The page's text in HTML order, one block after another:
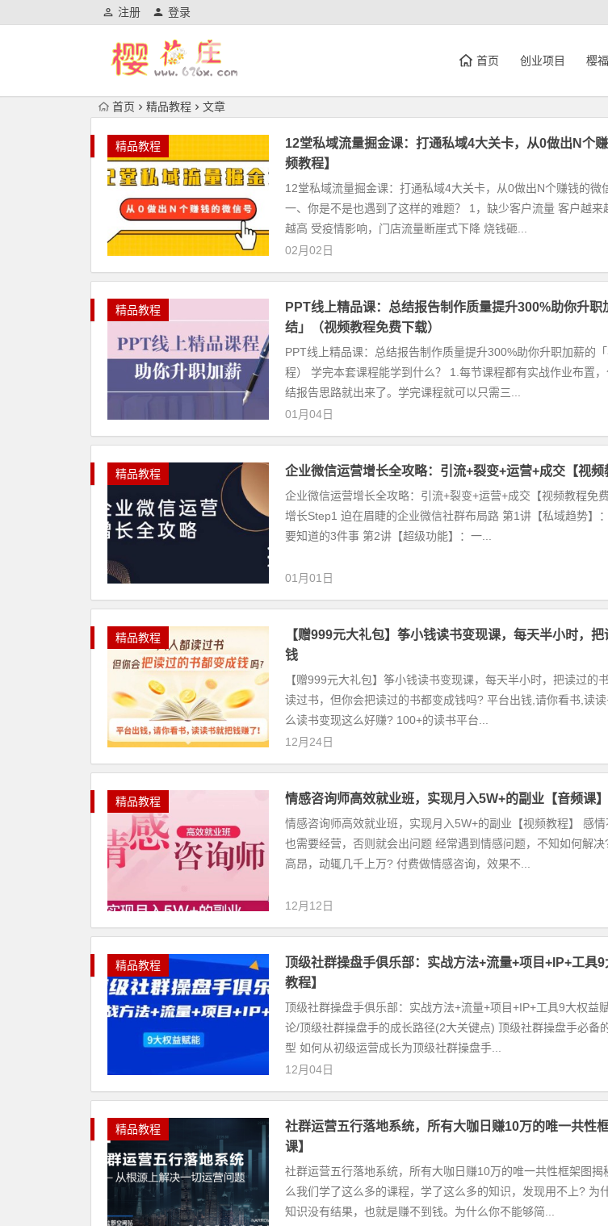
注册 登录
首页 创业项目 樱
首页 精品教程 文章
精品教程
12堂私域流量掘金课：打通私域4大关卡，从0做出N个
频教程】
12堂私域流量掘金课：打通私域4大关卡，从0做出N个赚钱的微
一、你是不是也遇到了这样的难题？ 1，缺少客户流量 客户越来
越高 受疫情影响，门店流量断崖式下降 烧钱砸...
02月02日
精品教程
PPT线上精品课：总结报告制作质量提升300%助你升职
结」（视频教程免费下载）
PPT线上精品课：总结报告制作质量提升300%助你升职加薪的
程） 学完本套课程能学到什么？ 1.每节课程都有实战作业布置
结报告思路就出来了。学完课程就可以只需三...
01月04日
精品教程 企业微信运营增长全攻略：引流+裂变+运营+成交【视频
企业微信运营增长全攻略：引流+裂变+运营+成交【视频教程免
增长Step1 迫在眉睫的企业微信社群布局路 第1讲【私域趋势】
要知道的3件事 第2讲【超级功能】：一...
01月01日
精品教程
【赠999元大礼包】筝小钱读书变现课，每天半小时，
钱
【赠999元大礼包】筝小钱读书变现课，每天半小时，把读过的
读过书，但你会把读过的书都变成钱吗? 平台出钱,请你看书,读
么读书变现这么好赚? 100+的读书平台...
12月24日
精品教程 情感咨询师高效就业班，实现月入5W+的副业【音频课】
情感咨询师高效就业班，实现月入5W+的副业【视频教程】 感
也需要经营，否则就会出问题 经常遇到情感问题，不知如何解决
高昂，动辄几千上万? 付费做情感咨询，效果不...
12月12日
精品教程
顶级社群操盘手俱乐部：实战方法+流量+项目+IP+工具
教程】
顶级社群操盘手俱乐部：实战方法+流量+项目+IP+工具9大权益
论/顶级社群操盘手的成长路径(2大关键点) 顶级社群操盘手必备
型 如何从初级运营成长为顶级社群操盘手...
12月04日
精品教程
社群运营五行落地系统，所有大咖日赚10万的唯一共性
课】
社群运营五行落地系统，所有大咖日赚10万的唯一共性框架图揭
么我们学了这么多的课程，学了这么多的知识，发现用不上? 为
知识没有结果，也就是赚不到钱。为什么你不能够简...